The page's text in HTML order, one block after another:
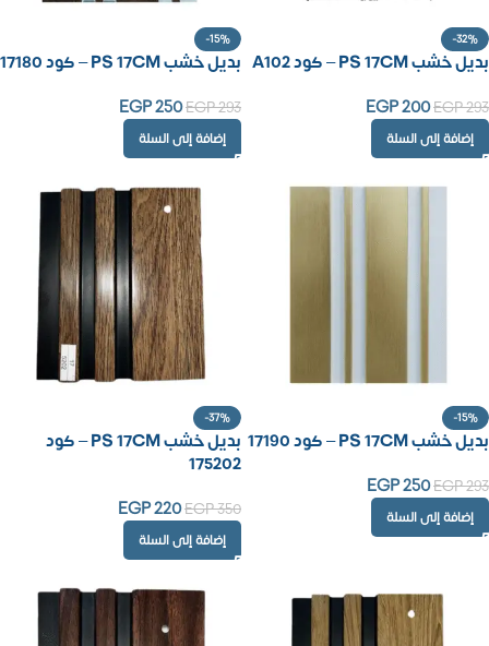
-32%
بديل خشب PS 17CM – كود A102
EGP293
EGP200
إضافة إلى السلة
-15%
بديل خشب PS 17CM – كود 17180
EGP293
EGP250
إضافة إلى السلة
-15%
بديل خشب PS 17CM – كود 17190
EGP293
EGP250
إضافة إلى السلة
-37%
بديل خشب PS 17CM – كود
175202
EGP350
EGP220
إضافة إلى السلة